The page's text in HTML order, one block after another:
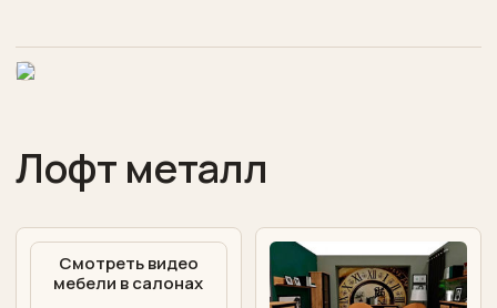
Отзывы
Сделать
заказ
Акции
Поставщики
Лофт металл
Смотреть видео
мебели в салонах